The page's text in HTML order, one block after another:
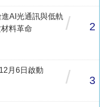
AI光通訊與低軌
料革命
/ 2
月6日啟動
/ 3